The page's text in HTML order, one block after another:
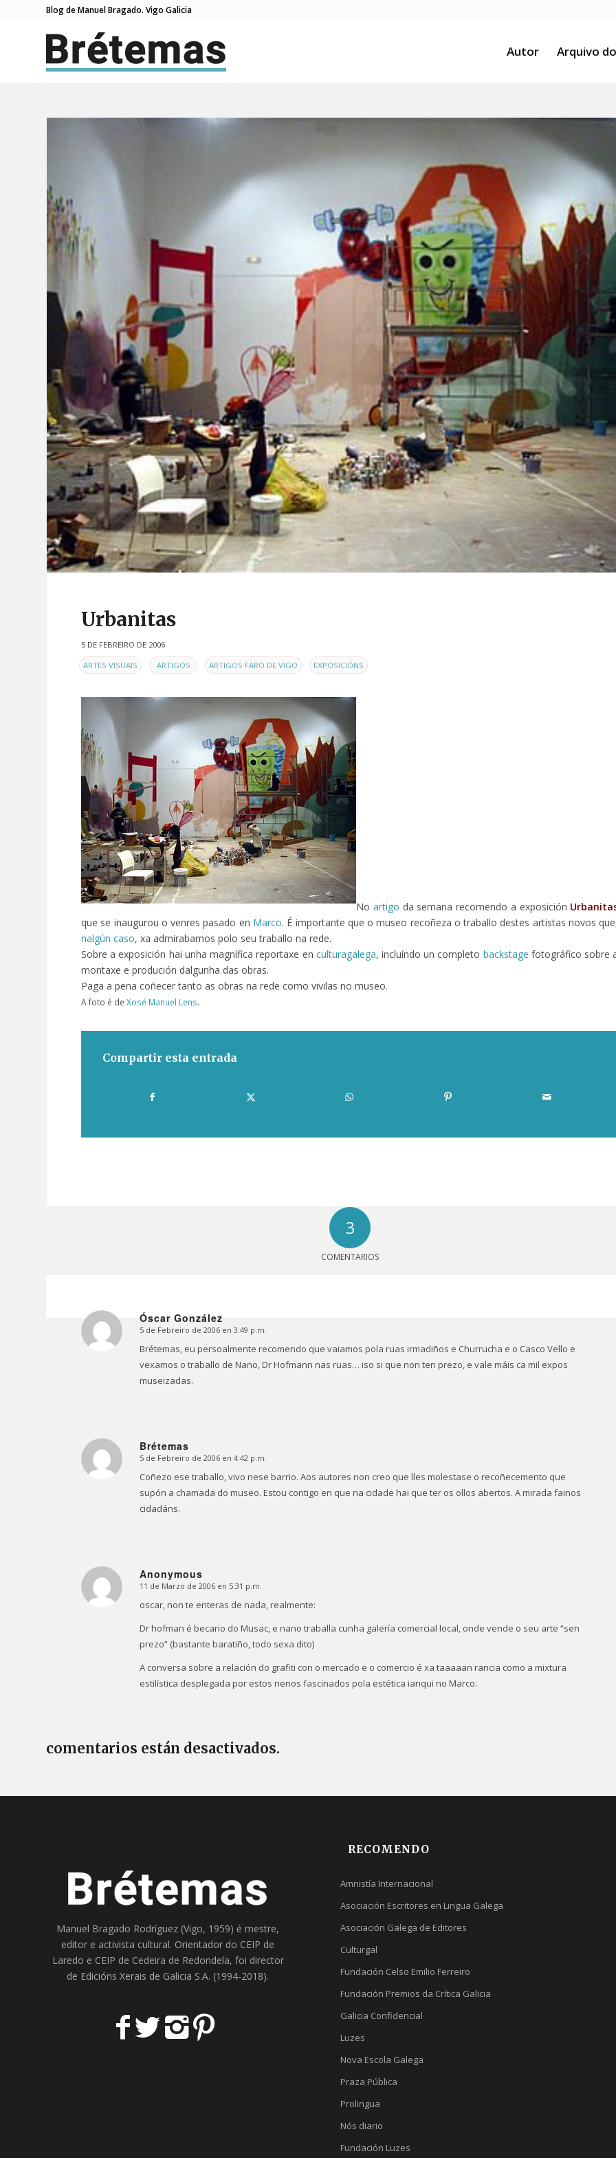
Blog de Manuel Bragado. Vigo Galicia
Autor Arquivo
Urbanitas
5 DE FEBREIRO DE 2006
ENARTES VISUAIS ARTIGOS ARTIGOS FARO DE VIGO EXPOSICIÓNS
No artigo da semana recomendo a exposición
que se inaugurou o venres pasado en Marco. É importante que o museo recoñeza o traballo destes artistas novos
nalgún caso, xa admirabamos polo seu traballo na rede.
Sobre a exposición hai unha magnífica reportaxe en culturagalega, incluíndo un completo backstage fotográfico sobre
montaxe e produción dalgunha das obras.
Paga a pena coñecer tanto as obras na rede como vivilas no museo.
A foto é de Xosé Manuel Lens.
Compartir esta entrada
3
COMENTARIOS
Óscar González
Dice:
5 de Febreiro de 2006 en 3:49 p.m.
Brétemas, eu persoalmente recomendo que vaiamos pola ruas irmadiños e Churrucha e o Casco Vello e
vexamos o traballo de Nano, Dr Hofmann nas ruas… iso si que non ten prezo, e vale máis ca mil expos
museizadas.
Brétemas
Dice:
5 de Febreiro de 2006 en 4:42 p.m.
Coñezo ese traballo, vivo nese barrio. Aos autores non creo que lles molestase o recoñecemento que
supón a chamada do museo. Estou contigo en que na cidade hai que ter os ollos abertos. A mirada fainos
cidadáns.
Anonymous
Dice:
11 de Marzo de 2006 en 5:31 p.m.
oscar, non te enteras de nada, realmente:
Dr hofman é becario do Musac, e nano traballa cunha galería comercial local, onde vende o seu arte “sen
prezo” (bastante baratiño, todo sexa dito)
A conversa sobre a relación do grafiti con o mercado e o comercio é xa taaaaan rancia como a mixtura
estilística desplegada por estos nenos fascinados pola estética ianqui no Marco.
comentarios están desactivados.
Manuel Bragado Rodríguez (Vigo, 1959) é mestre,
editor e activista cultural. Orientador do CEIP de
Laredo e CEIP de Cedeira de Redondela, foi director
de Edicións Xerais de Galicia S.A. (1994-2018).
RECOMENDO
Amnistía Internacional
Asociación Escritores en Lingua Galega
Asociación Galega de Editores
Culturgal
Fundación Celso Emilio Ferreiro
Fundación Premios da Crítica Galicia
Galicia Confidencial
Luzes
Nova Escola Galega
Praza Pública
Prolingua
Nós diario
Fundación Luzes